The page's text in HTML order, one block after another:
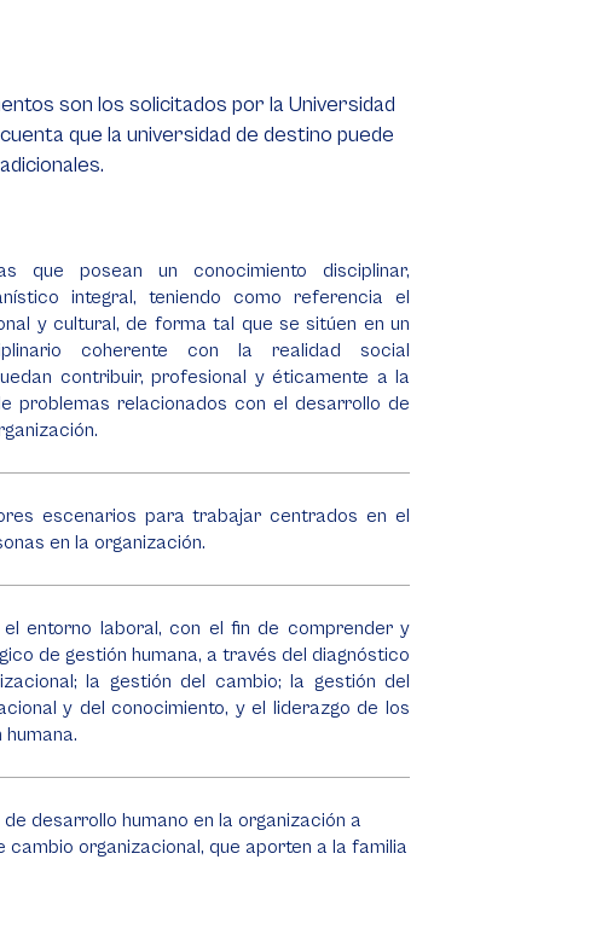
son los solicitados por la Universidad
que la universidad de destino puede
que posean un conocimiento disciplinar,
integral, teniendo como referencia el
y cultural, de forma tal que se sitúen en un
coherente con la realidad social
contribuir, profesional y éticamente a la
problemas relacionados con el desarrollo de
escenarios para trabajar centrados en el
en la organización.
entorno laboral, con el fin de comprender y
de gestión humana, a través del diagnóstico
la gestión del cambio; la gestión del
y del conocimiento, y el liderazgo de los
desarrollo humano en la organización a
organizacional, que aporten a la familia